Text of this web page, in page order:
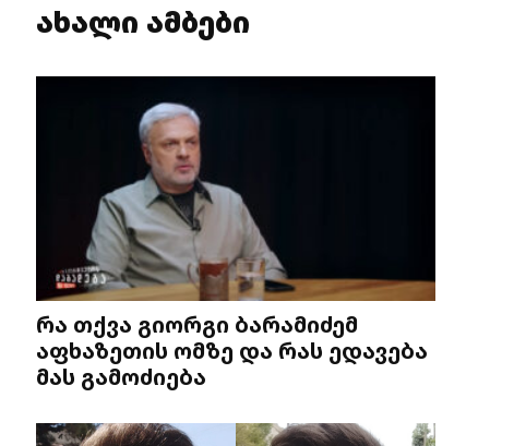
ახალი ამბები
რა თქვა გიორგი ბარამიძემ
აფხაზეთის ომზე და რას ედავება
მას გამოძიება